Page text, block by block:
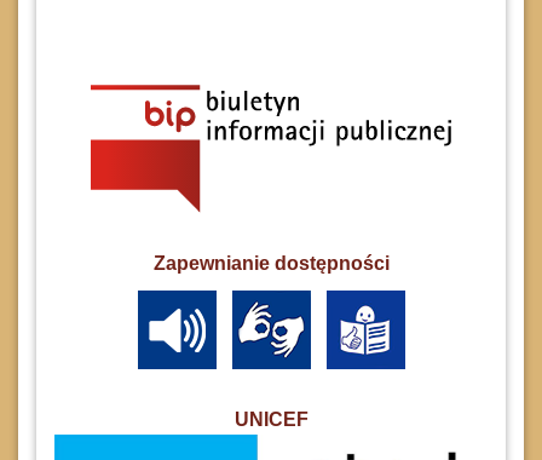
Zapewnianie dostępności
UNICEF